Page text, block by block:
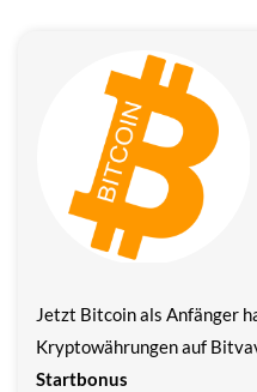
Jetzt Bitcoin als Anfänger
Kryptowährungen auf
Startbonus